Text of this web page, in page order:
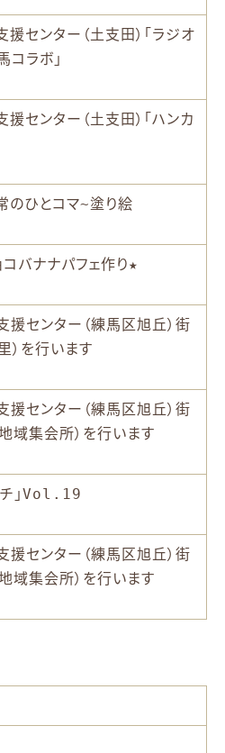
センター（土支田）「ラジオ
ラボ」
センター（土支田）「ハンカ
ひとコマ~塗り絵
バナナパフェ作り★
センター（練馬区旭丘）街
）を行います
センター（練馬区旭丘）街
域集会所）を行います
チ」Vol.19
センター（練馬区旭丘）街
域集会所）を行います